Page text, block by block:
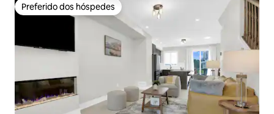
Preferido dos hóspedes
Preferido dos hóspedes